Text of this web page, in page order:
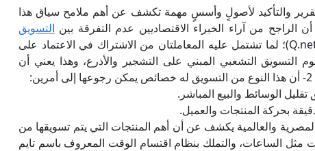
التقرير والتأكيد لأصولٍ وأسسٍ مهمة تكشف عن أهم ملامح سياق هذا
التسويق
والتسويق الهرمي (الذي إحدى صوره Q.net)؛ لما تشتمل عليه المعاملتان من الاشتراك في الاعتماد على
التسويق التشعبي المبني على التشجير والأذرع، وهذا يعني أن
الوسائط والبيع المباشر.
بحركة المنتجات والعميل.
والعالمية يكشف عن أن أهم المنتجات التي يتم تسويقها من
مثل الساعات، والتملك بنظام اقتسام الوقت المعروف باسم تايم